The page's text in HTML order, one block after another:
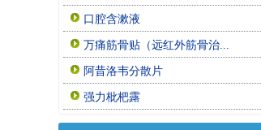
口腔含漱液
万痛筋骨贴（远红外筋骨治...
阿昔洛韦分散片
强力枇杷露